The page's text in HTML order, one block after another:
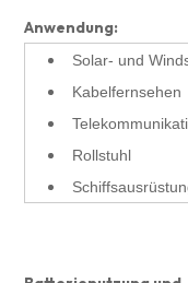
Anwendung:
Solar- und
Kabelfernsehen
Rollstuhl